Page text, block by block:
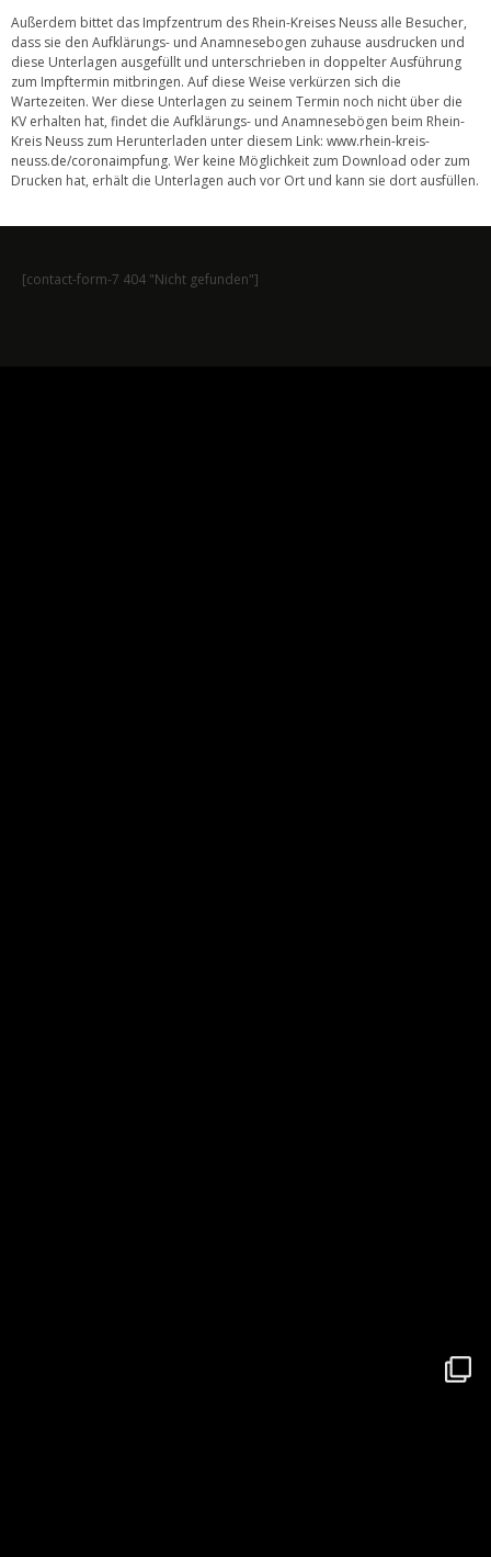
Außerdem bittet das Impfzentrum des Rhein-Kreises Neuss alle Besucher,
dass sie den Aufklärungs- und Anamnesebogen zuhause ausdrucken und
diese Unterlagen ausgefüllt und unterschrieben in doppelter Ausführung
zum Impftermin mitbringen. Auf diese Weise verkürzen sich die
Wartezeiten. Wer diese Unterlagen zu seinem Termin noch nicht über die
KV erhalten hat, findet die Aufklärungs- und Anamnesebögen beim Rhein-
Kreis Neuss zum Herunterladen unter diesem Link: www.rhein-kreis-
neuss.de/coronaimpfung. Wer keine Möglichkeit zum Download oder zum
Drucken hat, erhält die Unterlagen auch vor Ort und kann sie dort ausfüllen.
[contact-form-7 404 "Nicht gefunden"]